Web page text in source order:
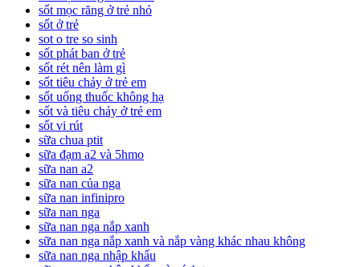
sốt mọc răng ở trẻ nhỏ
sốt ở trẻ
sot o tre so sinh
sốt phát ban ở trẻ
sốt rét nên làm gì
sốt tiêu chảy ở trẻ em
sốt uống thuốc không hạ
sốt và tiêu chảy ở trẻ em
sốt vi rút
sữa chua ptit
sữa đạm a2 và 5hmo
sữa nan a2
sữa nan của nga
sữa nan infinipro
sữa nan nga
sữa nan nga nắp xanh
sữa nan nga nắp xanh và nắp vàng khác nhau không
sữa nan nga nhập khẩu